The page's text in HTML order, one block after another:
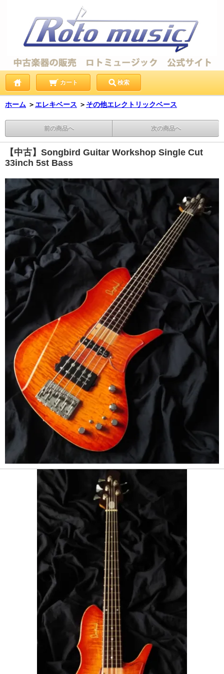
カート 検索
ホーム ＞ エレキベース ＞ その他エレクトリックベース
前の商品へ 次の商品へ
【中古】Songbird Guitar Workshop Single Cut
33inch 5st Bass